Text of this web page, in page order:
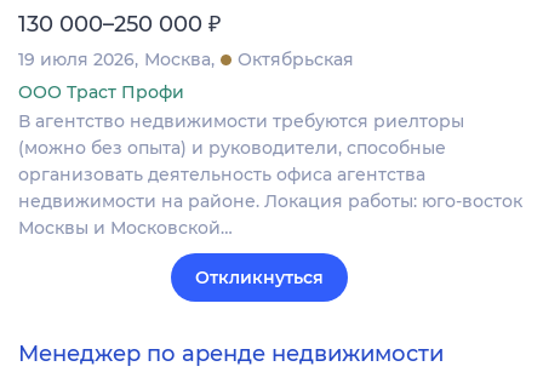
130 000–250 000 ₽
19 июля 2026 Москва
Октябрьская
ООО Траст Профи
В агентство недвижимости требуются риелторы
(можно без опыта) и руководители, способные
организовать деятельность офиса агентства
недвижимости на районе. Локация работы: юго-восток
Москвы и Московской…
Откликнуться
Менеджер по аренде недвижимости